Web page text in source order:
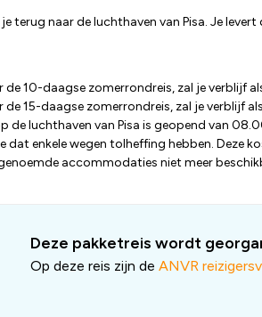
terug naar de luchthaven van Pisa. Je
de 10-daagse zomerrondreis, zal je verblijf
de 15-daagse zomerrondreis, zal je verblijf
de luchthaven van Pisa is geopend van
dat enkele wegen tolheffing hebben. Deze
genoemde accommodaties niet meer
Deze pakketreis wordt
Op deze reis zijn de ANVR